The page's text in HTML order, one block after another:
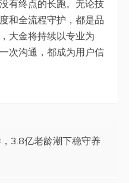
有终点的长跑。无论技
和全流程守护，都是品
大金将持续以专业为
次沟通，都成为用户信
3.8亿老龄潮下稳守养